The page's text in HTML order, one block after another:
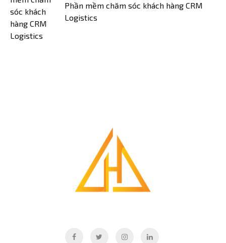
Phần mềm chăm sóc khách hàng CRM
Logistics